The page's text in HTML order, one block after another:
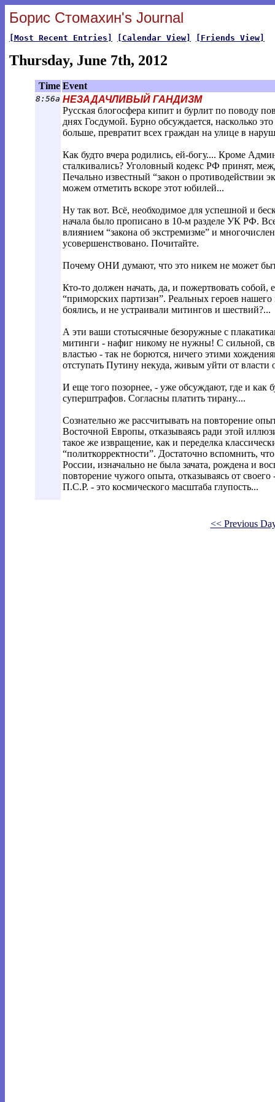
Борис Стомахин's Journal
[Most Recent Entries] [Calendar View] [Friends View]
Thursday, June 7th, 2012
Time Event
8:56a НЕЗАДАЧЛИВЫЙ ГАНДИЗМ
Русская блогосфера кипит и бурлит по поводу
днях Госдумой. Бурно обсуждается, насколько
больше, превратит всех граждан на улице в
Как будто вчера родились, ей-богу.... Кроме
сталкивались? Уголовный кодекс РФ принят,
Печально известный “закон о противодействии
можем отметить вскоре этот юбилей...
Ну так вот. Всё, необходимое для успешной и
начала было прописано в 10-м разделе УК РФ.
влиянием “закона об экстремизме” и
усовершенствовано. Почитайте.
Почему ОНИ думают, что это никем не может
Кто-то должен начать, да, и пожертвовать собой,
“приморских партизан”. Реальных героев
боялись, и не устраивали митингов и шествий?...
А эти ваши стотысячные безоружные с
митинги - нафиг никому не нужны! С сильной,
властью - так не борются, ничего этими
отступать Путину некуда, живым уйти от власти
И еще того позорнее, - уже обсуждают, где и как
суперштрафов. Согласны платить тирану....
Сознательно же рассчитывать на повторение
Восточной Европы, отказываясь ради этой
такое же извращение, как и переделка
“политкорректности”. Достаточно вспомнить,
России, изначально не была зачата, рождена и
повторение чужого опыта, отказываясь от
П.С.Р. - это космического масштаба глупость...
<< Previous